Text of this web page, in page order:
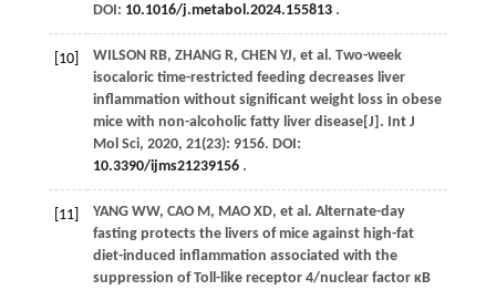
DOI: 10.1016/j.metabol.2024.155813.
[10] WILSON RB, ZHANG R, CHEN YJ, et al . Two-week
isocaloric time-restricted feeding decreases liver
inflammation without significant weight loss in obese
mice with non-alcoholic fatty liver disease[J]. Int J
Mol Sci, 2020, 21(23): 9156. DOI:
10.3390/ijms21239156.
[11] YANG WW, CAO M, MAO XD, et al . Alternate-day
fasting protects the livers of mice against high-fat
diet-induced inflammation associated with the
suppression of Toll-like receptor 4/nuclear factor κB